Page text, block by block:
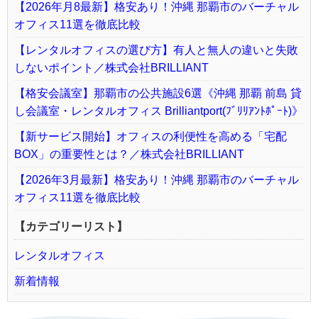
【2026年月8最新】格安あり！沖縄 那覇市のバーチャル
オフィス11選を徹底比較
【レンタルオフィスの選び方】有人と無人の違いと失敗
しないポイント／株式会社BRILLIANT
【格安会議室】那覇市の公共施設6選《沖縄 那覇 前島 貸
し会議室・レンタルオフィス Brilliantport(ﾌﾞﾘﾘｱﾝﾄﾎﾟｰﾄ)》
【新サービス開始】オフィスの利便性を高める「宅配
BOX」の重要性とは？／株式会社BRILLIANT
【2026年3月最新】格安あり！沖縄 那覇市のバーチャル
オフィス11選を徹底比較
【カテゴリーリスト】
レンタルオフィス
新着情報